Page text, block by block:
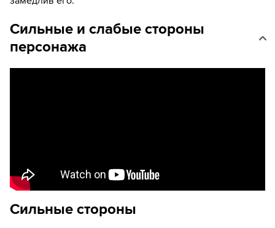
Сильные и слабые стороны
персонажа
Сильные стороны